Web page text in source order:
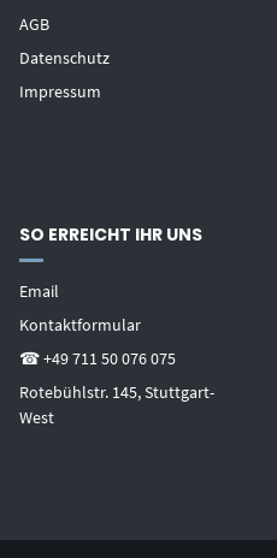
AGB
Datenschutz
Impressum
SO ERREICHT IHR UNS
Email
Kontaktformular
☎ +49 711 50 076 075
Rotebühlstr. 145, Stuttgart-
West